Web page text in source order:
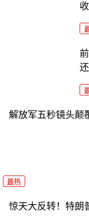
解放军五秒镜头颠
最热
惊天大反转！特朗